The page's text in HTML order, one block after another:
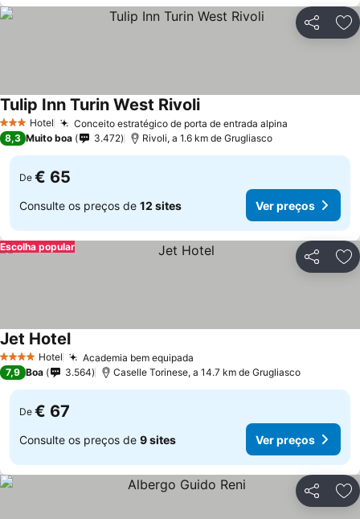
Partilhar
3 EstrelasHotel Conceito estratégico de porta de entrada alpina
Tulip Inn Turin West RivoliVer preços
8,3 Muito boa 3.472 Rivoli, a 1.6 km de Grugliasco
De € 65
Consulte os preços de 12 sites Ver preços
Partilhar
Escolha popular
4 EstrelasHotel Academia bem equipada
Jet HotelVer preços
7,9 Boa 3.564 Caselle Torinese, a 14.7 km de Grugliasco
De € 67
Consulte os preços de 9 sites Ver preços
Partilhar